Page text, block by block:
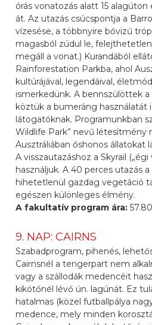
órás vonatozás alatt 15
át. Az utazás csúcspontja a
vízesése, a többnyire bővizű
magasból zúdul le,
megáll a vonat.) Kurandából
Rainforestation Parkba, ahol
kultúrájával, legendáival,
ismerkedünk. A bennszülöttek
köztük a bumeráng használatát
látogatóknak. Programunkban
Wildlife Park” nevű létesítmény
Ausztráliában őshonos állatokat
A visszautazáshoz a Skyrail („égi
használjuk. A 40 perces utazás
hihetetlenül gazdag vegetáció
egészen különleges élmény.
A fakultatív program ára:
9. NAP: CAIRNS
Szabadprogram, pihenés,
Cairnsnél a tengerpart nem
vagy a szállodák medencéit
kikötőnél lévő ún. lagúnát. Ez
hatalmas (közel futballpálya
medence, mely minden